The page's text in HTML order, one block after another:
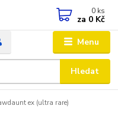
Menu
Hledat
0 ks
za 0 Kč
ex (ultra rare)